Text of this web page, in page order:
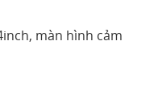
màn hình cảm